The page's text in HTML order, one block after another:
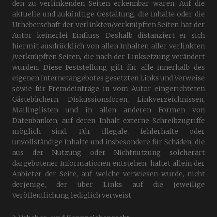
den zu verlinkenden Seiten erkennbar waren. Auf die
aktuelle und zukünftige Gestaltung, die Inhalte oder die
Urheberschaft der verlinkten/verknüpften Seiten hat der
Autor keinerlei Einfluss. Deshalb distanziert er sich
hiermit ausdrücklich von allen Inhalten aller verlinkten
/verknüpften Seiten, die nach der Linksetzung verändert
wurden. Diese Feststellung gilt für alle innerhalb des
eigenen Internetangebotes gesetzten Links und Verweise
sowie für Fremdeinträge in vom Autor eingerichteten
Gästebüchern, Diskussionsforen, Linkverzeichnissen,
Mailinglisten und in allen anderen Formen von
Datenbanken, auf deren Inhalt externe Schreibzugriffe
möglich sind. Für illegale, fehlerhafte oder
unvollständige Inhalte und insbesondere für Schäden, die
aus der Nutzung oder Nichtnutzung solcherart
dargebotener Informationen entstehen, haftet allein der
Anbieter der Seite, auf welche verwiesen wurde, nicht
derjenige, der über Links auf die jeweilige
Veröffentlichung lediglich verweist.